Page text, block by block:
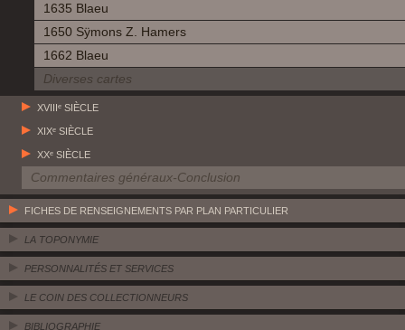
1635 Blaeu
1650 Sÿmons Z. Hamers
1662 Blaeu
Diverses cartes
XVIIIᵉ SIÈCLE
XIXᵉ SIÈCLE
XXᵉ SIÈCLE
Commentaires généraux-Conclusion
FICHES DE RENSEIGNEMENTS PAR PLAN PARTICULIER
LA TOPONYMIE
PERSONNALITÉS ET SERVICES
LE COIN DES COLLECTIONNEURS
BIBLIOGRAPHIE